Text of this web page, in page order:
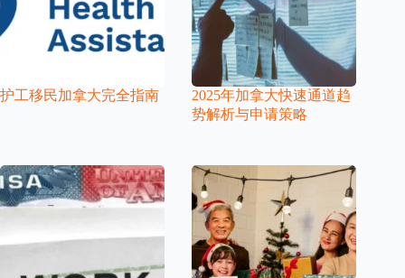
护工移民加拿大完全指南
2025年加拿大快速通道趋
势解析与申请策略